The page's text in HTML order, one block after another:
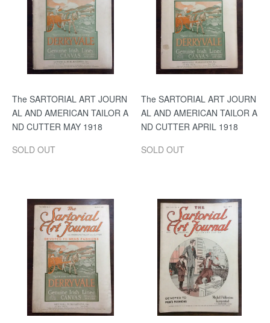
The SARTORIAL ART JOURN
AL AND AMERICAN TAILOR A
ND CUTTER MAY 1918
SOLD OUT
The SARTORIAL ART JOURN
AL AND AMERICAN TAILOR A
ND CUTTER APRIL 1918
SOLD OUT